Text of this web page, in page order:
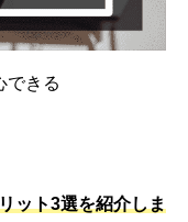
できる
ット3選を紹介しま